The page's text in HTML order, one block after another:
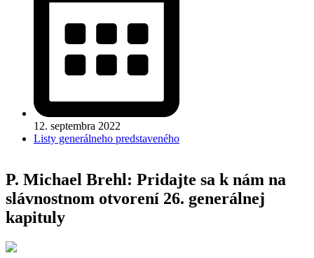
12. septembra 2022
Listy generálneho predstaveného
P. Michael Brehl: Pridajte sa k nám na
slávnostnom otvorení 26. generálnej
kapituly